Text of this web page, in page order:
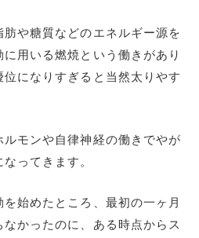
や糖質などのエネルギー源を
用いる燃焼という働きがあり
になりすぎると当然太りやす
モンや自律神経の働きでやが
ってきます。
始めたところ、最初の一ヶ月
かったのに、ある時点からス